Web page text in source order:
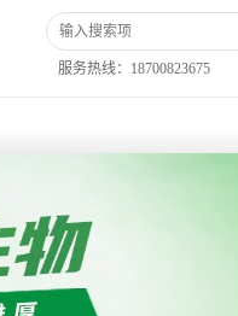
服务热线： 18700823675